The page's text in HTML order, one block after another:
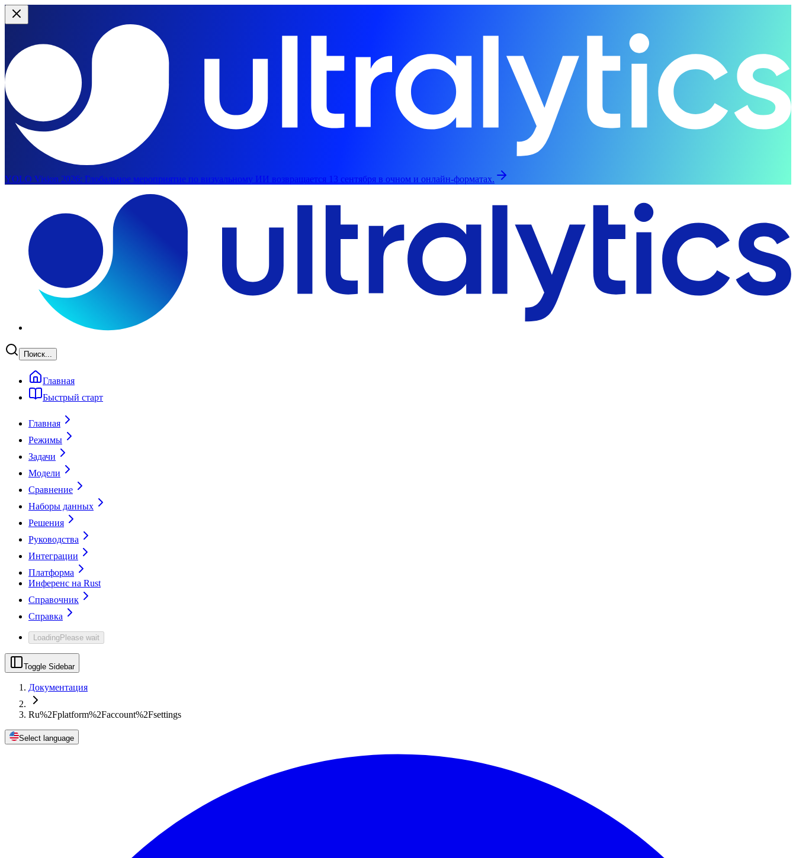
YOLO Vision 2026: Глобальное мероприятие по визуальному ИИ возвращается 13 сентября в очном и онлайн-форматах.
Поиск...
Главная
Быстрый старт
Главная
Режимы
Задачи
Модели
Сравнение
Наборы данных
Решения
Руководства
Интеграции
Платформа
Инференс на Rust
Справочник
Справка
LoadingPlease wait
Toggle Sidebar
Документация
Ru%2Fplatform%2Faccount%2Fsettings
Select language